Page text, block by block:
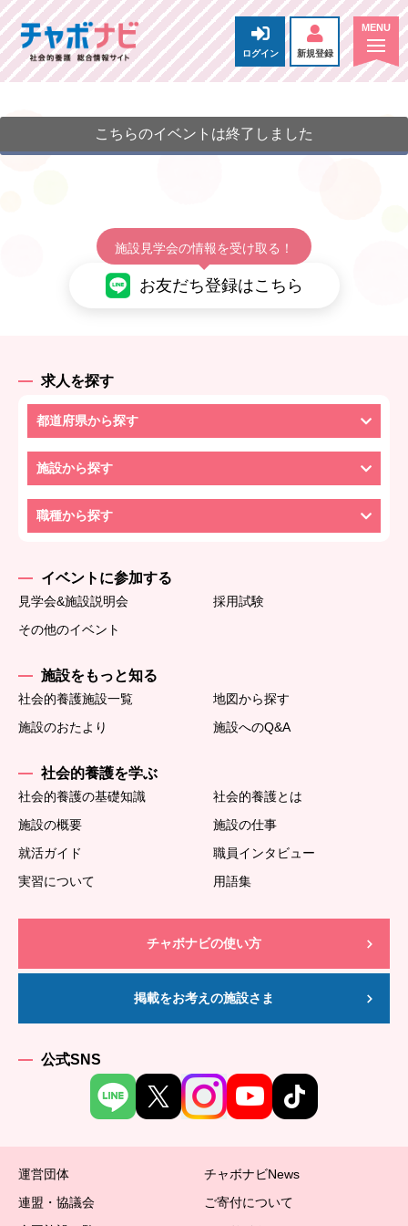
ログイン 新規登録
こちらのイベントは終了しました
施設見学会の情報を受け取る！
お友だち登録はこちら
求人を探す
都道府県から探す
施設から探す
職種から探す
イベントに参加する
見学会&施設説明会
採用試験
その他のイベント
施設をもっと知る
社会的養護施設一覧
地図から探す
施設のおたより
施設へのQ&A
社会的養護を学ぶ
社会的養護の基礎知識
社会的養護とは
施設の概要
施設の仕事
就活ガイド
職員インタビュー
実習について
用語集
チャボナビの使い方
掲載をお考えの施設さま
公式SNS
運営団体
チャボナビNews
連盟・協議会
ご寄付について